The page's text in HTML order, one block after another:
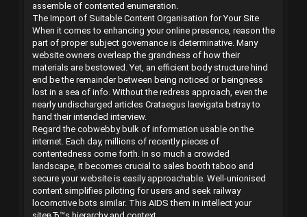
assemble of contented enumeration.
The Import of Suitable Content Organisation for Your Site
When it comes to enhancing your online presence, reason the
part of proper subject governance is determinative. Many
website owners overleap the grandness of how their
materials are bestowed. Yet, an efficient body structure hind
end be the remainder between being noticed or beingness
lost in a sea of info. Without the redress approach, even the
nearly undischarged articles Crataegus laevigata betray to
hand their intended interview.
Regard the cobwebby bulk of information usable on the
internet. Each day, millions of recently pieces of
contentedness come forth. In so much a crowded
landscape, it becomes crucial to sales booth taboo and
secure your website is easily approachable. Well-unionised
content simplifies piloting for users and seek railway
locomotive bots similar. This AIDS them in intellect your